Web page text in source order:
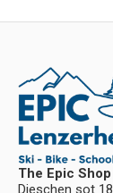
The Epic Shop
Dieschen sot 18